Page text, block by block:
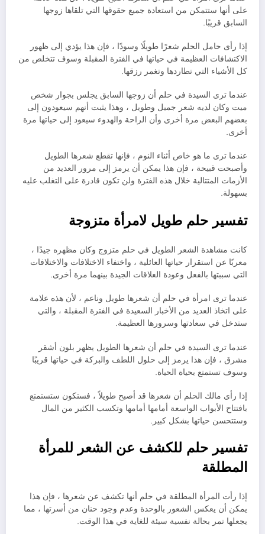
على أنها ستتمكن من استعادة جميع حقوقها التي تلقاها زوجها
السابق قريبًا.
إذا رأى حامل الحلم شعرًا طويلًا وسودًا ، فإن هذا يؤدي إلى ظهور
الاكتشافات العظيمة في حياتها في الفترة المقبلة وسوف تتخلص من
كل الأشياء التي تطاردها وتغمر رزقها.
عندما ترى السيدة في حلم أن زوجها السابق يجلس بجوار شخص
ميت وكان لديه شعر جميل وطويل ، وهذا يثبت أنهم سيعودون إلى
بعضهم البعض مرة أخرى وأن الراحة والهدوء سيعود إلى حياتها مرة
أخرى.
عندما ترى ما هو خاص أثناء النوم ، فإنها تقطع شعرها الطويل
وأصبحت قبيحة ، فإن هذا يمكن أن يرمز إلى مرور العديد من
الأزمات المتتالية خلال هذه الفترة ولن تكون قادرة على التغلب عليه
بسهولة.
تفسير حلم طويل لامرأة متزوجة
كانت مشاهدة الشعر الطويل في حلم متزوج وكان مظهره جيدًا ،
معربًا عن استقرار حياتها العائلية ، واختفاء الاختلافات والاختلافات
التي سببتها بالفعل وعودة العلاقات الجيدة بينهما مرة أخرى.
عندما ترى امرأة في حلم أن شعرها طويل وناعم ، لأن هذه علامة
على اتخاذ العديد من الأخبار السعيدة في الفترة المقبلة ، والتي
ستدخل في سعادتها وسرورها العظيمة.
عندما ترى السيدة في حلم أن شعرها الطويل يظهر بلون أشقر
مشرق ، فإن هذا يرمز إلى حلول اللطف والبركة في حياتها قريبًا
وسوف تستمتع بحياة الحياة.
إذا رأى مالك الحلم أن شعرها قد أصبح طويلاً ، فستكون ستستمتع
بافتتاح الأبواب الواسعة أمامها أمامها وتكسب الكثير من المال
وستتحسن حياتها بشكل كبير.
تفسير حلم للكشف عن الشعر للمرأة
المطلقة
إذا رأت المرأة المطلقة في حلم أنها تكشف عن شعرها ، فإن هذا
يمكن أن يعكس الشعور بالوحدة وعدم وجود حنان من أسرتها ، مما
يجعلها تمر بحالة نفسية سيئة للغاية في هذا الوقت.